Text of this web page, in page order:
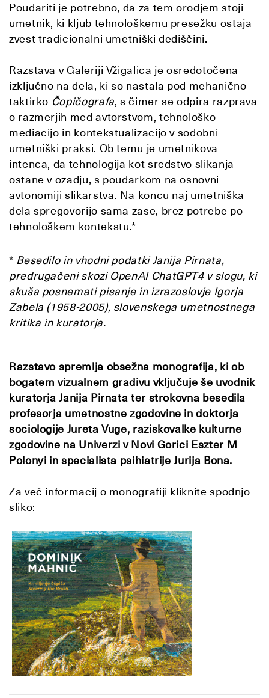
Poudariti je potrebno, da za tem orodjem stoji
umetnik, ki kljub tehnološkemu presežku ostaja
zvest tradicionalni umetniški dediščini.
Razstava v Galeriji Vžigalica je osredotočena
izključno na dela, ki so nastala pod mehanično
taktirko Čopičografa, s čimer se odpira razprava
o razmerjih med avtorstvom, tehnološko
mediacijo in kontekstualizacijo v sodobni
umetniški praksi. Ob temu je umetnikova
intenca, da tehnologija kot sredstvo slikanja
ostane v ozadju, s poudarkom na osnovni
avtonomiji slikarstva. Na koncu naj umetniška
dela spregovorijo sama zase, brez potrebe po
tehnološkem kontekstu.*
* Besedilo in vhodni podatki Janija Pirnata,
predrugačeni skozi OpenAI ChatGPT4 v slogu, ki
skuša posnemati pisanje in izrazoslovje Igorja
Zabela (1958-2005), slovenskega umetnostnega
kritika in kuratorja.
Razstavo spremlja obsežna monografija, ki ob
bogatem vizualnem gradivu vključuje še uvodnik
kuratorja Janija Pirnata ter strokovna besedila
profesorja umetnostne zgodovine in doktorja
sociologije Jureta Vuge, raziskovalke kulturne
zgodovine na Univerzi v Novi Gorici Eszter M
Polonyi in specialista psihiatrije Jurija Bona.
Za več informacij o monografiji kliknite spodnjo
sliko: